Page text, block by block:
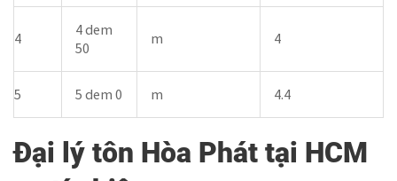
4
4 dem
50
m 4
5 5 dem 0 m 4.4
Đại lý tôn Hòa Phát tại HCM